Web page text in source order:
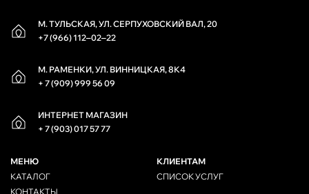
М. ТУЛЬСКАЯ, УЛ. СЕРПУХОВСКИЙ ВАЛ, 20
+7 (966) 112‒02‒22
М. РАМЕНКИ, УЛ. ВИННИЦКАЯ, 8К4
+ 7 (909) 999 56 09
ИНТЕРНЕТ МАГАЗИН
+ 7 (903) 017 57 77
МЕНЮ
КАТАЛОГ
КОНТАКТЫ
КЛИЕНТАМ
СПИСОК УСЛУГ